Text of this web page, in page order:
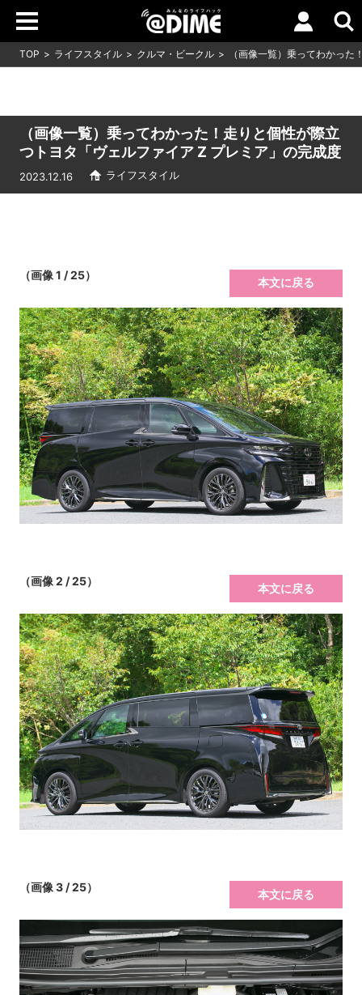
TOP ライフスタイル クルマ・ビークル （画像一覧）乗ってわかっ
（画像一覧）乗ってわかった！走りと個性が際立
つトヨタ「ヴェルファイア Z プレミア」の完成度
2023.12.16 ライフスタイル
（画像 1 / 25）
本文に戻る
（画像 2 / 25）
本文に戻る
（画像 3 / 25）
本文に戻る